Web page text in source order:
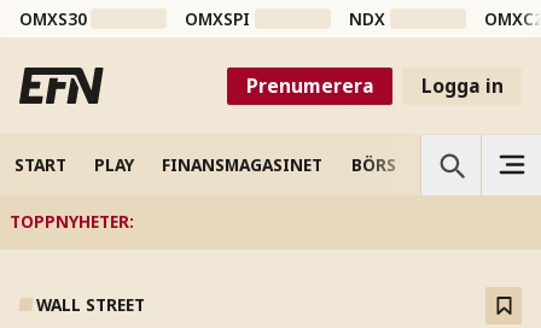
OMXS30 OMXSPI NDX
Prenumerera Logga in
START PLAY FINANSMAGASINET BÖRS VETENSKAP
TOPPNYHETER:
WALL STREET